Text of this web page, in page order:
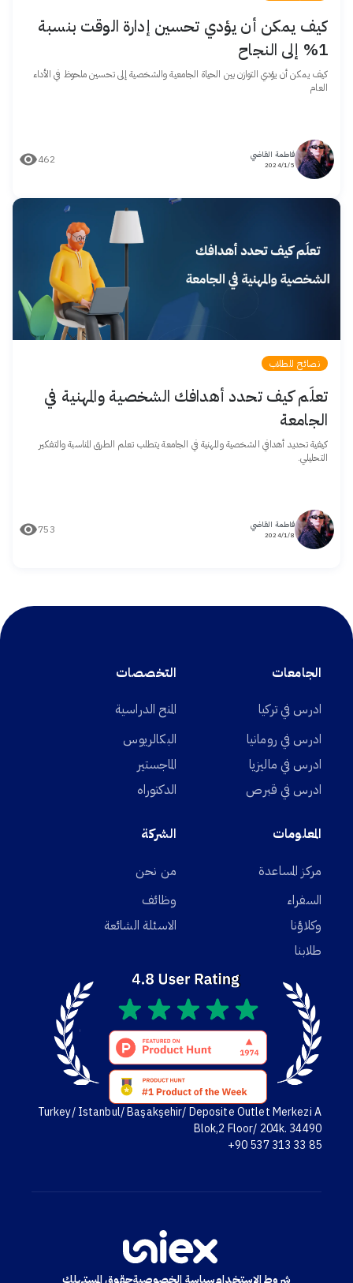
كيف يمكن أن يؤدي تحسين إدارة الوقت بنسبة
1% إلى النجاح
كيف يمكن أن يؤدي التوازن بين الحياة الجامعية والشخصية إلى تحسين ملحوظ في الأداء
العام
فاطمة القاضي
5/‏1/‏2024
462
نصائح للطلاب
تعلَم كيف تحدد أهدافك الشخصية والمهنية في
الجامعة
كيفية تحديد أهدافي الشخصية والمهنية في الجامعة يتطلب تعلم الطرق المناسبة والتفكير
التحليلي.
فاطمة القاضي
8/‏1/‏2024
753
الجامعات
ادرس في تركيا
ادرس في رومانيا
ادرس في ماليزيا
ادرس في قبرص
التخصصات
المنح الدراسية
البكالريوس
الماجستير
الدكتوراه
المعلومات
مركز المساعدة
السفراء
وكلاؤنا
طلابنا
الشركة
من نحن
وظائف
الاسئلة الشائعة
Turkey/ Istanbul/ Başakşehir/ Deposite Outlet Merkezi A
Blok,2 Floor/ 204k. 34490
+90 537 313 33 85
حقوق المستهلكسياسة الخصوصيةشروط الاستخدام